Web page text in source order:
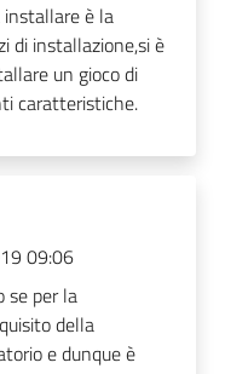
installare è la
di installazione,si è
un gioco di
caratteristiche.
09:06
se per la
della
e dunque è